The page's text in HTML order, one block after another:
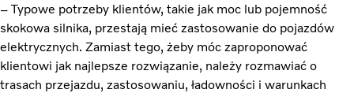
– Typowe potrzeby klientów, takie jak moc lub pojemność
skokowa silnika, przestają mieć zastosowanie do pojazdów
elektrycznych. Zamiast tego, żeby móc zaproponować
klientowi jak najlepsze rozwiązanie, należy rozmawiać o
trasach przejazdu, zastosowaniu, ładowności i warunkach